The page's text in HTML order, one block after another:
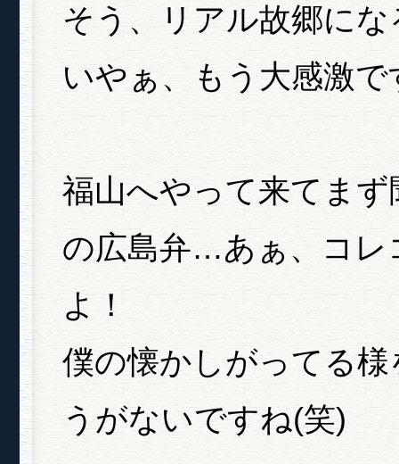
そう、リアル故郷に
いやぁ、もう大感激
福山へやって来てま
の広島弁…あぁ、コレ
よ！
僕の懐かしがってる
うがないですね(笑)